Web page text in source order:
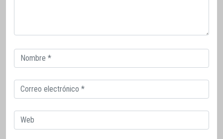
Correo
electrónico
Correo
electrónico
Web